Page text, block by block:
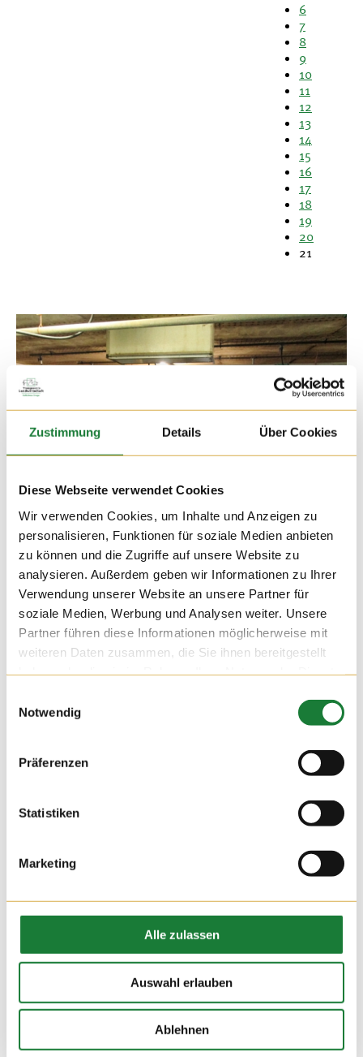
Zustimmung Details Über Cookies
Diese Webseite verwendet Cookies
Wir verwenden Cookies, um Inhalte und Anzeigen zu
personalisieren, Funktionen für soziale Medien anbieten
zu können und die Zugriffe auf unsere Website zu
analysieren. Außerdem geben wir Informationen zu Ihrer
Verwendung unserer Website an unsere Partner für
soziale Medien, Werbung und Analysen weiter. Unsere
Partner führen diese Informationen möglicherweise mit
weiteren Daten zusammen, die Sie ihnen bereitgestellt
Notwendig
Präferenzen
Statistiken
Marketing
Alle zulassen
Auswahl erlauben
Ablehnen
6
7
8
9
10
11
12
13
14
15
16
17
18
19
20
21
05. AUG 2016
Auch die Mitarbeiter der ANW Agrarmanagement Nord West
eG zeigten großes Interesse an einer Führung auf dem Hof
Hempen, die von Sabine begleitet wurde.
Herr Freiwald von der „Freiwald-Kommunikation“ und Sabine
Hempen im Fresseraufzuchtstall des Hofes Hempen.